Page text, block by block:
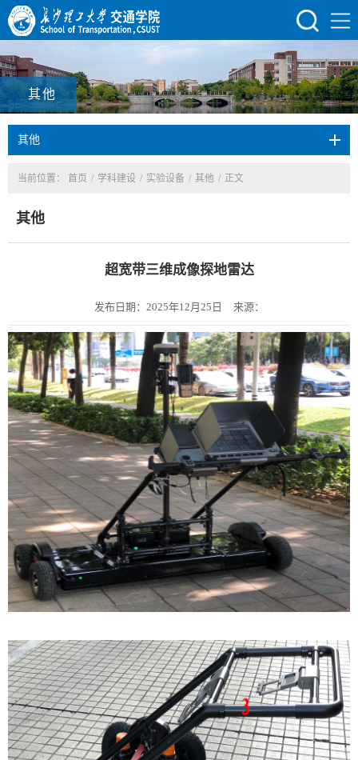
其他
其他
当前位置： 首页 / 学科建设 / 实验设备 / 其他 / 正文
其他
超宽带三维成像探地雷达
发布日期：2025年12月25日 来源：